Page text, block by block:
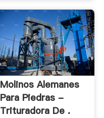
Molinos Alemanes
Para Piedras -
Trituradora De .